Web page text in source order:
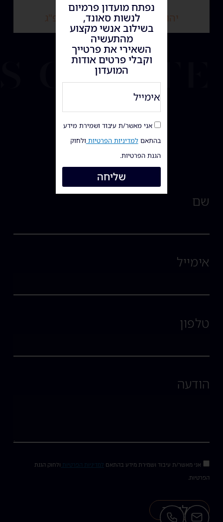
יהודית קובין, כה' תשרי ה'תשפ"ג
שם
אימייל
טלפון
הודעה
אני מאשר/ת עיבוד ושמירת מידע בהתאם למדיניות הפרטיות ולחוק הגנת
הפרטיות.
שליחה
נפתח מועדון פרמיום
לנשות סאונד,
בשילוב אנשי מקצוע
מהתעשיה
השאירי את פרטייך
וקבלי פרטים אודות
המועדון
אני מאשר/ת עיבוד ושמירת מידע
בהתאםלמדיניות הפרטיות ולחוק
הגנת הפרטיות.
שליחה